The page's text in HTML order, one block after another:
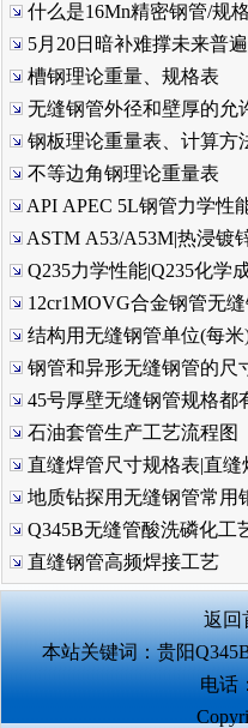
什么是16Mn精密钢管/规
5月20日暗补难撑未来普
槽钢理论重量、规格表
无缝钢管外径和壁厚的
钢板理论重量表、计算方
不等边角钢理论重量表
API APEC 5L钢管力学性
ASTM A53/A53M|热浸镀
Q235力学性能|Q235化学
12cr1MOVG合金钢管无
结构用无缝钢管单位(每
钢管和异形无缝钢管的
45号厚壁无缝钢管规格
石油套管生产工艺流程图
直缝焊管尺寸规格表|直
地质钻探用无缝钢管常
Q345B无缝管酸洗磷化
直缝钢管高频焊接工艺
返回
本站关键词：贵阳
电话